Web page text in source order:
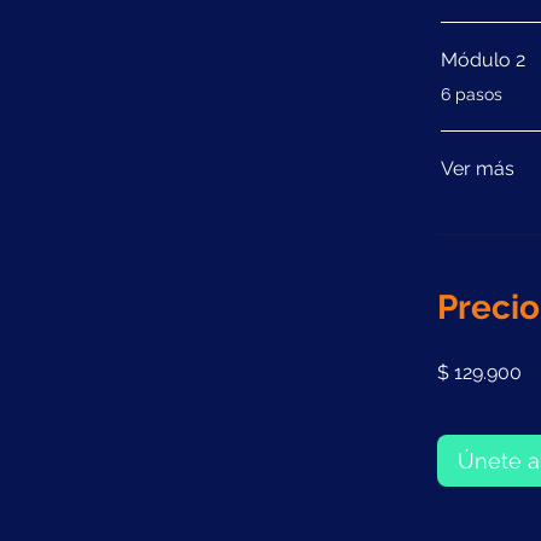
Módulo 2
.6 pasos
Ver más
Precio
$ 129.900
Únete